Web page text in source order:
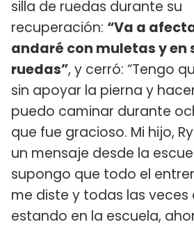
silla de ruedas durante su
recuperación: “Va a
andaré con muletas y en
ruedas”, y cerró: “Tengo
sin apoyar la pierna y
puedo caminar durante
que fue gracioso. Mi hijo,
un mensaje desde la
supongo que todo el
me diste y todas las veces
estando en la escuela,